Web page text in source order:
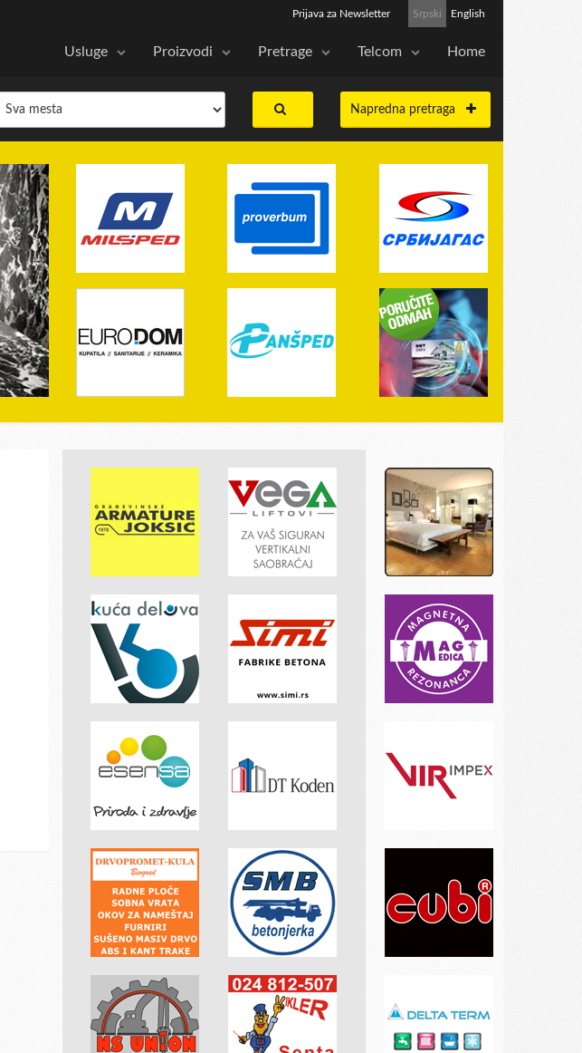
Srpski English
Prijava za Newsletter
Usluge Proizvodi Pretrage Telcom Home
Napredna pretraga